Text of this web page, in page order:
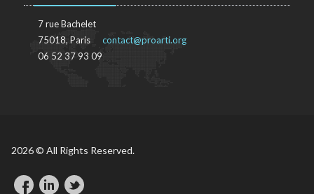
7 rue Bachelet
75018, Paris
06 52 37 93 09
contact@proarti.org
2026 © All Rights Reserved.